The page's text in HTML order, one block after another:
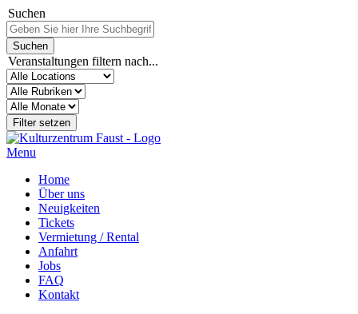
Suchen
Veranstaltungen filtern nach...
Menu
Home
Über uns
Neuigkeiten
Tickets
Vermietung / Rental
Anfahrt
Jobs
FAQ
Kontakt